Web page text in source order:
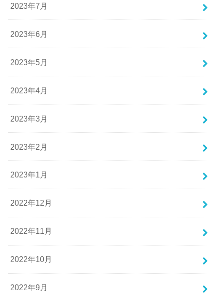
2023年7月
2023年6月
2023年5月
2023年4月
2023年3月
2023年2月
2023年1月
2022年12月
2022年11月
2022年10月
2022年9月